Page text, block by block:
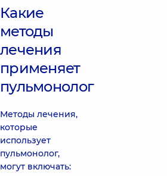
Какие
методы
лечения
применяет
пульмонолог
Методы лечения,
которые
использует
пульмонолог,
могут включать: